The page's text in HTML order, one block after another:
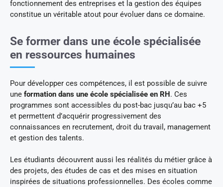
fonctionnement des entreprises et la gestion des équipes
constitue un véritable atout pour évoluer dans ce domaine.
Se former dans une école spécialisée
en ressources humaines
Pour développer ces compétences, il est possible de suivre
une formation dans une école spécialisée en RH. Ces
programmes sont accessibles du post-bac jusqu’au bac +5
et permettent d’acquérir progressivement des
connaissances en recrutement, droit du travail, management
et gestion des talents.
Les étudiants découvrent aussi les réalités du métier grâce à
des projets, des études de cas et des mises en situation
inspirées de situations professionnelles. Des écoles comme